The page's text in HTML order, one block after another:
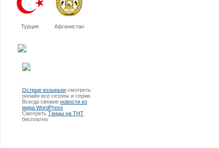
Турция Афганистан
Острые козырьки смотреть
онлайн все сезоны и серии.
Всегда свежие новости из
мира WordPress
Смотреть Танцы на ТНТ
бесплатно